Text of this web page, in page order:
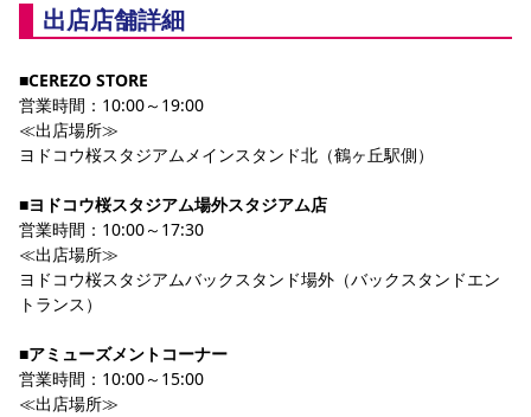
よくある質問
長居公園 セレッソフットサルパーク
セレッソスポーツパーク舞洲 YANMAR HANASAKA STADIUM
大人のサッカースクール
出店店舗詳細
■CEREZO STORE
営業時間：10:00～19:00
≪出店場所≫
ヨドコウ桜スタジアムメインスタンド北（鶴ヶ丘駅側）
■ヨドコウ桜スタジアム場外スタジアム店
営業時間：10:00～17:30
≪出店場所≫
ヨドコウ桜スタジアムバックスタンド場外（バックスタンドエン
トランス）
■アミューズメントコーナー
営業時間：10:00～15:00
≪出店場所≫